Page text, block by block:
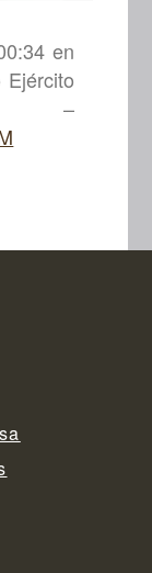
en
Ejército
–